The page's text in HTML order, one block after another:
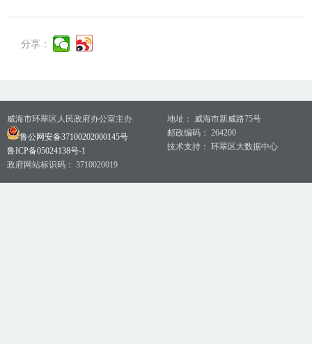
分享：
威海市环翠区人民政府办公室主办
鲁公网安备37100202000145号
鲁ICP备05024138号-1
政府网站标识码： 3710020019
地址： 威海市新威路75号
邮政编码： 264200
技术支持： 环翠区大数据中心